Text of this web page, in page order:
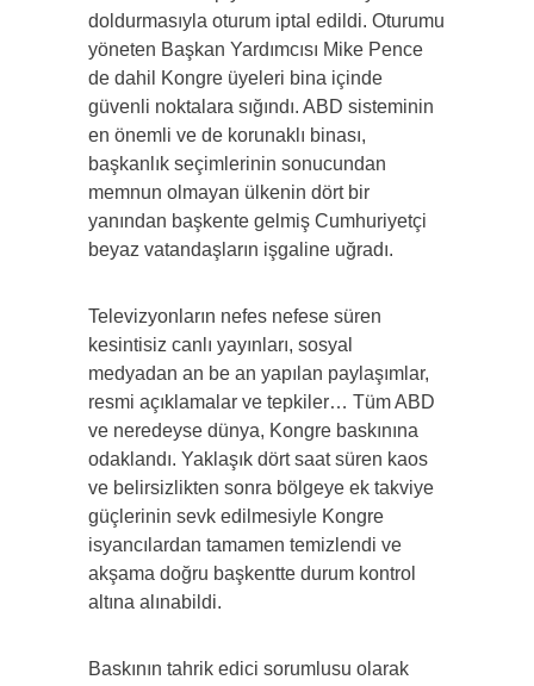
doldurmasıyla oturum iptal edildi. Oturumu
yöneten Başkan Yardımcısı Mike Pence
de dahil Kongre üyeleri bina içinde
güvenli noktalara sığındı. ABD sisteminin
en önemli ve de korunaklı binası,
başkanlık seçimlerinin sonucundan
memnun olmayan ülkenin dört bir
yanından başkente gelmiş Cumhuriyetçi
beyaz vatandaşların işgaline uğradı.
Televizyonların nefes nefese süren
kesintisiz canlı yayınları, sosyal
medyadan an be an yapılan paylaşımlar,
resmi açıklamalar ve tepkiler… Tüm ABD
ve neredeyse dünya, Kongre baskınına
odaklandı. Yaklaşık dört saat süren kaos
ve belirsizlikten sonra bölgeye ek takviye
güçlerinin sevk edilmesiyle Kongre
isyancılardan tamamen temizlendi ve
akşama doğru başkentte durum kontrol
altına alınabildi.
Baskının tahrik edici sorumlusu olarak